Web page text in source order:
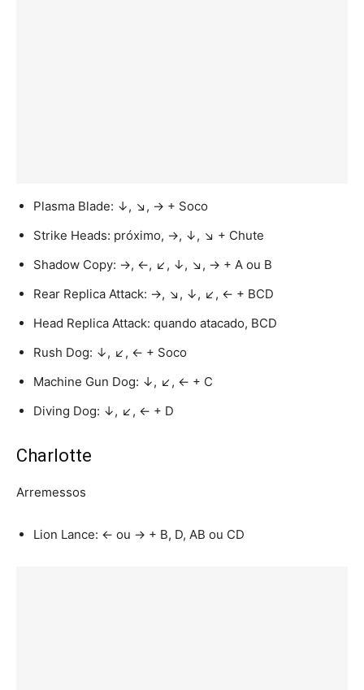
Plasma Blade: ↓, ↘, → + Soco
Strike Heads: próximo, →, ↓, ↘ + Chute
Shadow Copy: →, ←, ↙, ↓, ↘, → + A ou B
Rear Replica Attack: →, ↘, ↓, ↙, ← + BCD
Head Replica Attack: quando atacado, BCD
Rush Dog: ↓, ↙, ← + Soco
Machine Gun Dog: ↓, ↙, ← + C
Diving Dog: ↓, ↙, ← + D
Charlotte
Arremessos
Lion Lance: ← ou → + B, D, AB ou CD